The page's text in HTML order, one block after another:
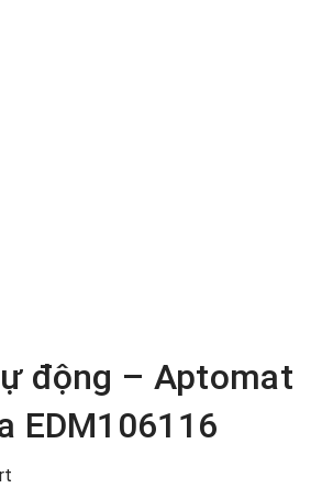
động – Aptomat
EDM106116